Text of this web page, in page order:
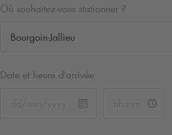
Où souhaitez-vous stationner ?
Date et heure d'arrivée